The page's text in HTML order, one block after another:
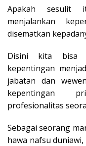
Apakah sesulit
menjalankan
disematkan
Disini kita bisa
kepentingan
jabatan dan
kepentingan
profesionalitas
Sebagai seorang
hawa nafsu